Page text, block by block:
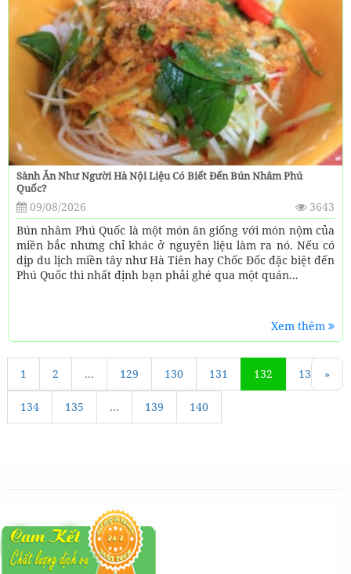
Sành Ăn Như Người Hà Nội Liệu Có Biết Đến Bún Nhâm Phú
Quốc?
09/08/2026
3643
Bún nhâm Phú Quốc là một món ăn giống với món nộm của
miền bắc nhưng chỉ khác ở nguyên liệu làm ra nó. Nếu có
dịp du lịch miền tây như Hà Tiên hay Chốc Đốc đặc biệt đến
Phú Quốc thì nhất định bạn phải ghé qua một quán...
Xem thêm
«1 2 ... 129 130 131 132 133
134 135 ... 139 140
»